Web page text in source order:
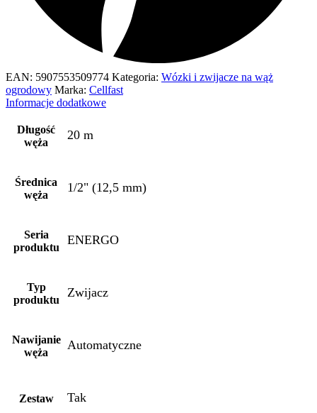
EAN: 5907553509774 Kategoria: Wózki i zwijacze na wąż
ogrodowy Marka: Cellfast
Informacje dodatkowe
Długość
węża
20 m
Średnica
węża
1/2" (12,5 mm)
Seria
produktu
ENERGO
Typ
produktu
Zwijacz
Nawijanie
węża
Automatyczne
Zestaw Tak